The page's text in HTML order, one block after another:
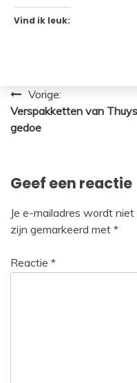
Vind ik leuk:
Bericht
navigatie
Vorige:
Verspakketten van
gedoe
Geef een reactie
Je e-mailadres wordt niet
zijn gemarkeerd met *
Reactie *